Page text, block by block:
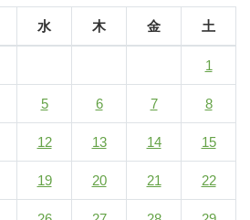
水 木 金
土
1
5 6 7
8
12 13 14
15
19 20 21
22